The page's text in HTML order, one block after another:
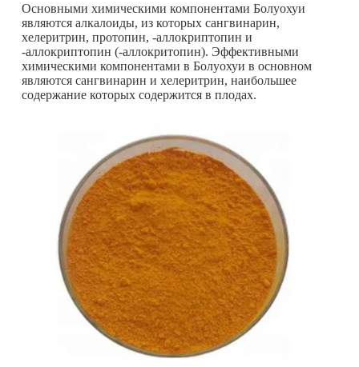
Основными химическими компонентами Болуохуи
являются алкалоиды, из которых сангвинарин,
хелеритрин, протопин, -аллокриптопин и
-аллокриптопин (-аллокритопин). Эффективными
химическими компонентами в Болуохуи в основном
являются сангвинарин и хелеритрин, наибольшее
содержание которых содержится в плодах.